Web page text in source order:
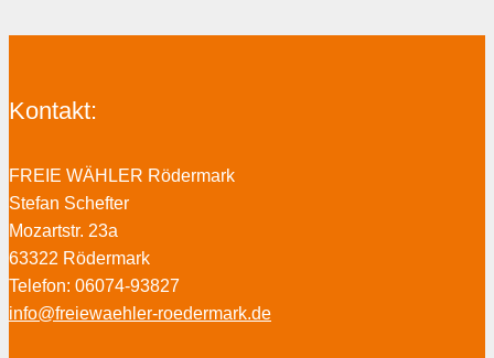
Kontakt:
FREIE WÄHLER Rödermark
Stefan Schefter
Mozartstr. 23a
63322 Rödermark
Telefon: 06074-93827
info@freiewaehler-roedermark.de